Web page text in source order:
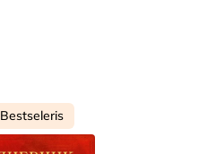
Bestseleris